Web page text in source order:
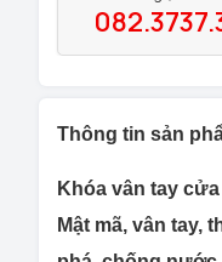
Thông tin sản
Khóa vân tay
Mật mã, vân tay,